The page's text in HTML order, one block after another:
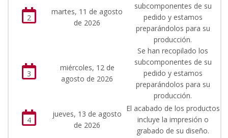
2
martes, 11 de agosto
de 2026
subcomponentes de su
pedido y estamos
preparándolos para su
producción.
3
miércoles, 12 de
agosto de 2026
Se han recopilado los
subcomponentes de su
pedido y estamos
preparándolos para su
producción.
4
jueves, 13 de agosto
de 2026
El acabado de los productos
incluye la impresión o
grabado de su diseño.